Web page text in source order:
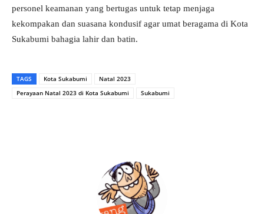
personel keamanan yang bertugas untuk tetap menjaga
kekompakan dan suasana kondusif agar umat beragama di Kota
Sukabumi bahagia lahir dan batin.
TAGS Kota Sukabumi
Natal 2023
Perayaan Natal 2023 di Kota Sukabumi
Sukabumi